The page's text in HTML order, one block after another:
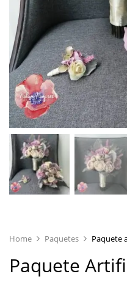
Home Paquetes Paquete
Paquete